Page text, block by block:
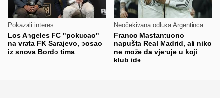
Pokazali interes
Los Angeles FC "pokucao"
na vrata FK Sarajevo, posao
iz snova Bordo tima
Neočekivana odluka Argentinca
Franco Mastantuono
napušta Real Madrid, ali niko
ne može da vjeruje u koji
klub ide